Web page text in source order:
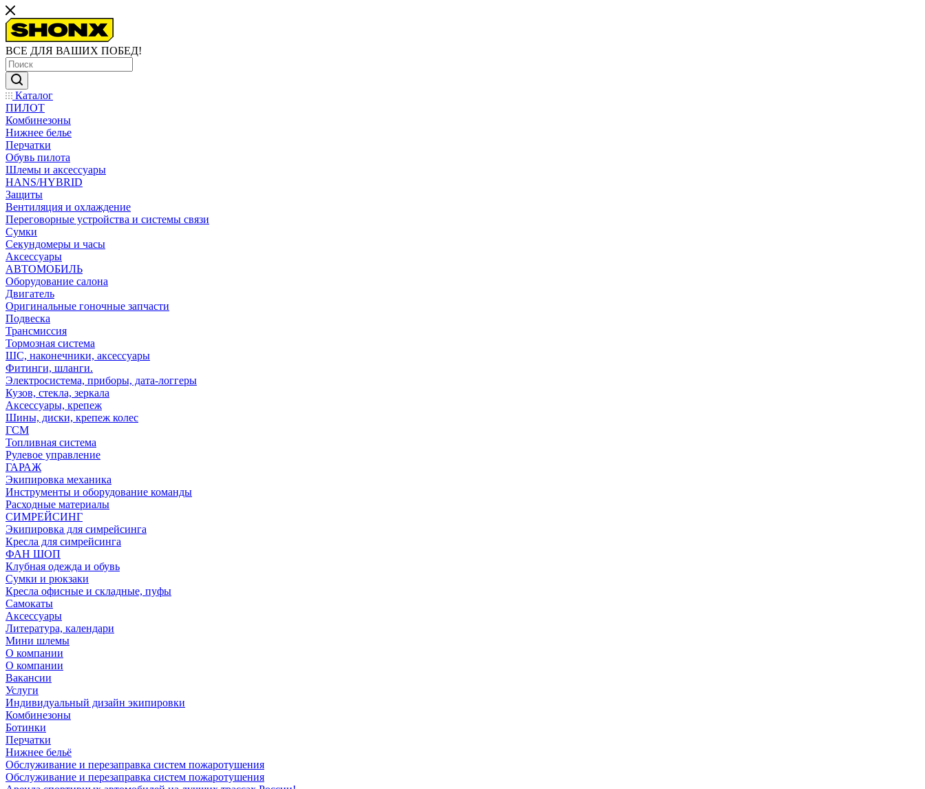
ВСЕ ДЛЯ ВАШИХ ПОБЕД!
Каталог
ПИЛОТ
Комбинезоны
Нижнее белье
Перчатки
Обувь пилота
Шлемы и аксессуары
HANS/HYBRID
Защиты
Вентиляция и охлаждение
Переговорные устройства и системы связи
Сумки
Секундомеры и часы
Аксессуары
АВТОМОБИЛЬ
Оборудование салона
Двигатель
Оригинальные гоночные запчасти
Подвеска
Трансмиссия
Тормозная система
ШС, наконечники, аксессуары
Фитинги, шланги.
Электросистема, приборы, дата-логгеры
Кузов, стекла, зеркала
Аксессуары, крепеж
Шины, диски, крепеж колес
ГСМ
Топливная система
Рулевое управление
ГАРАЖ
Экипировка механика
Инструменты и оборудование команды
Расходные материалы
СИМРЕЙСИНГ
Экипировка для симрейсинга
Кресла для симрейсинга
ФАН ШОП
Клубная одежда и обувь
Сумки и рюкзаки
Кресла офисные и складные, пуфы
Самокаты
Аксессуары
Литература, календари
Мини шлемы
О компании
О компании
Вакансии
Услуги
Индивидуальный дизайн экипировки
Комбинезоны
Ботинки
Перчатки
Нижнее бельё
Обслуживание и перезаправка систем пожаротушения
Обслуживание и перезаправка систем пожаротушения